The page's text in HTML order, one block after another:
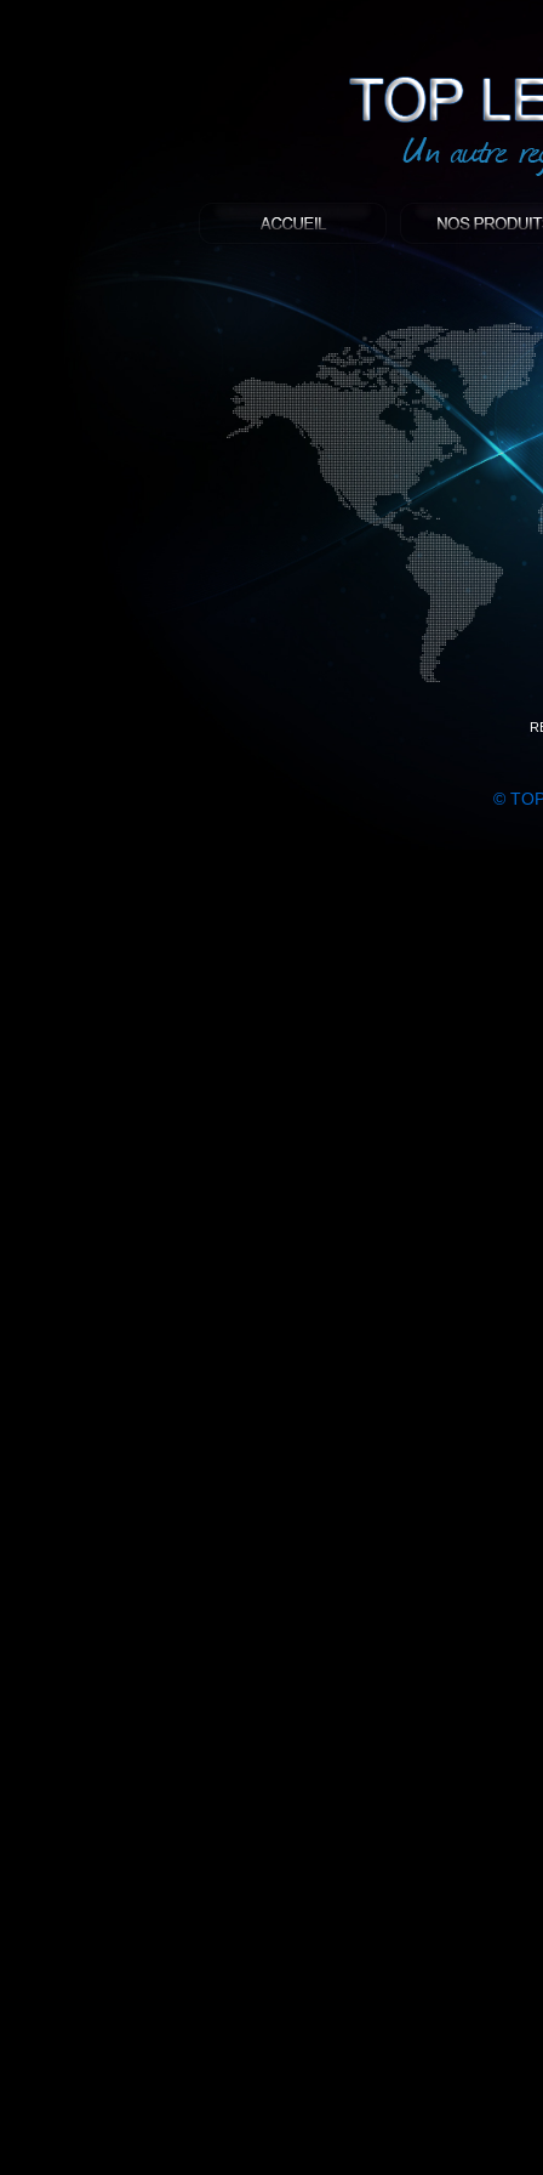
©
: Top led world
Produit décoratif led
Objet publicitaire led
éclairage blanc led
Enseigne publicitaire
Fabriquant et distributeur français
gamme à base de LED.
led, Topledworld, top led world, top
économie énergie, edf, lumière,